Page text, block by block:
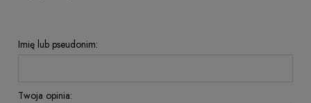
Imię lub pseudonim:
Twoja opinia: